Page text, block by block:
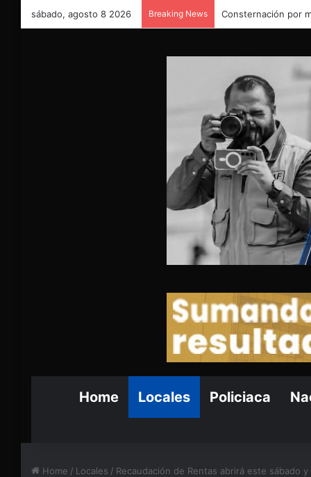
sábado, agosto 8 2026 Breaking News #TRAGEDIA:
Home Locales Policiaca
Home / Locales / Recaudación de Rentas abrirá este sábado